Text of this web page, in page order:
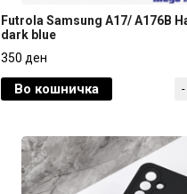
Futrola Samsung A17/ A176B
350 ден
Futrola Samsung A17/ A176B
dark blue
350 ден
Во кошничка -